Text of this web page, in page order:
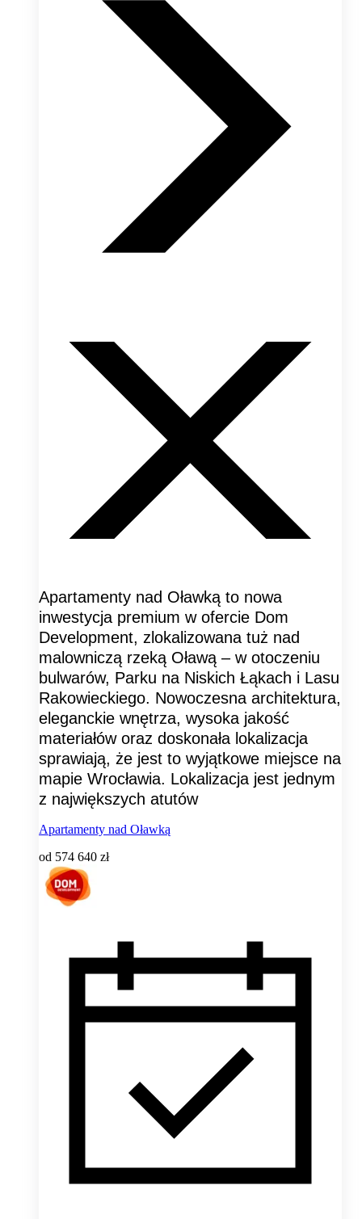
Apartamenty nad Oławką to nowa
inwestycja premium w ofercie Dom
Development, zlokalizowana tuż nad
malowniczą rzeką Oławą – w otoczeniu
bulwarów, Parku na Niskich Łąkach i Lasu
Rakowieckiego. Nowoczesna architektura,
eleganckie wnętrza, wysoka jakość
materiałów oraz doskonała lokalizacja
sprawiają, że jest to wyjątkowe miejsce na
mapie Wrocławia. Lokalizacja jest jednym
z największych atutów
Apartamenty nad Oławką
od 574 640 zł